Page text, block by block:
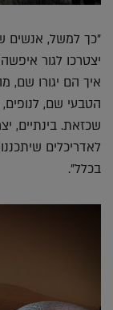
"כך למשל, אנשים
יצטרכו לגור
איך הם יגורו שם,
הטבעי שם,
שכזאת. בינתיים,
לאדריכלים
בכלל".